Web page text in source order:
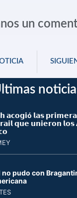
un
𝗮𝗰𝗼𝗴𝗶ó 𝗹𝗮𝘀
𝗾𝘂𝗲 𝘂𝗻𝗶𝗲𝗿𝗼𝗻
pudo con